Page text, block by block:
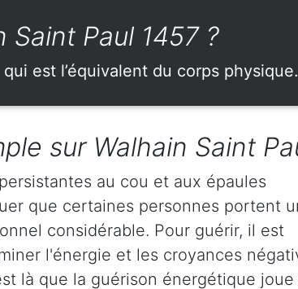
Paul 1457 ?
est l’équivalent du corps physique.
sur Walhain Saint
au cou et aux épaules
que certaines personnes portent
considérable. Pour guérir, il est
l'énergie et les croyances
là que la guérison énergétique joue